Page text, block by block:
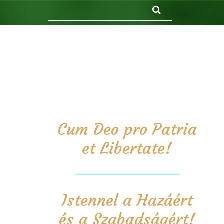
Cum Deo pro Patria
et Libertate!
Istennel a Hazáért
és a Szabadságért!